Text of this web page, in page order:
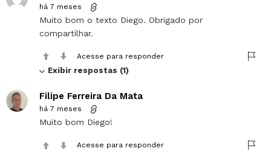
há 7 meses
Muito bom o texto Diego. Obrigado por
compartilhar.
Acesse para responder
Exibir respostas (1)
Filipe Ferreira Da Mata
há 7 meses
Muito bom Diego!
Acesse para responder